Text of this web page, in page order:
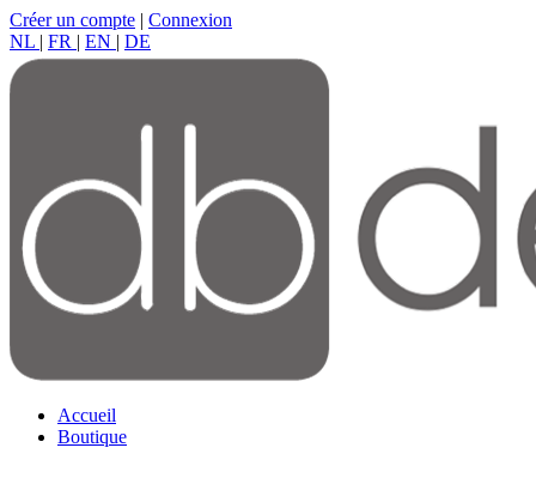
Créer un compte | Connexion
NL | FR | EN | DE
Accueil
Boutique